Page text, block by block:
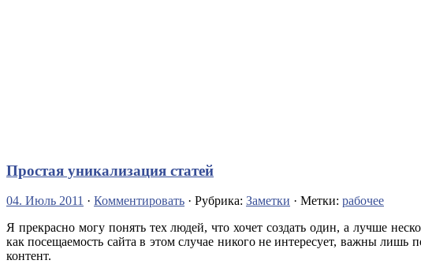
Простая уникализация статей
04. Июль 2011 · Комментировать · Рубрика: Заметки · Метки: рабочее
Я прекрасно могу понять тех людей, что хочет создать один, а лучше
как посещаемость сайта в этом случае никого не интересует, важны
контент.